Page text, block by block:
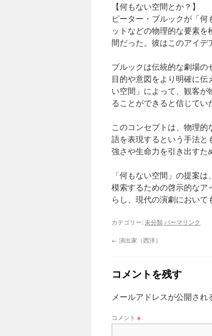
【何もない空間とか？】
ピーター・ブルックが「
ットなどの物理的な要素
間だった。彼はこのアイデ
ブルックは伝統的な劇場
目的や意図をより明確に
い空間」によって、観客
ることができると信じてい
このコンセプトは、物理
語を表現するという手法と
強さや生命力を引き出すた
「何もない空間」の提案
模索するための啓示的なア
らし、現代の演劇において
カテゴリー:未分類 パーマリンク
← 演出家（西洋）
コメントを残す
メールアドレスが公開され
コメント ※